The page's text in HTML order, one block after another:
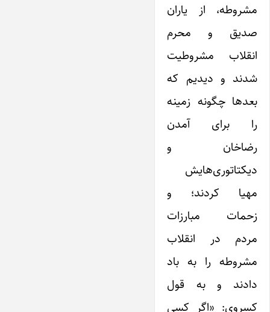
مشروطه، از یاران
صدیق و محرم
انقلاب مشروطیت
شدند و دیدیم که
بعدها چگونه زمینه
را برای آمدن
رضاخان و
دیکتاتوری‌هایش
مهیا کردند؛ و
زحمات مبارزات
مردم در انقلاب
مشروطه را به باد
دادند و به قول
کسروی: «اگر کسی